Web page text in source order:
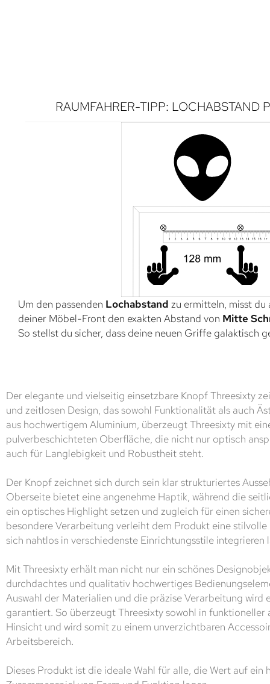
RAUMFAHRER-TIPP: LOCHABSTAND
Um den passenden Lochabstand zu ermitteln, misst du
deiner Möbel-Front den exakten Abstand von Mitte
So stellst du sicher, dass deine neuen Griffe galaktisch
Der elegante und vielseitig einsetzbare Knopf Threesixty
und zeitlosen Design, das sowohl Funktionalität als auch
aus hochwertigem Aluminium, überzeugt Threesixty mit
pulverbeschichteten Oberfläche, die nicht nur optisch
auch für Langlebigkeit und Robustheit steht.
Der Knopf zeichnet sich durch sein klar strukturiertes
Oberseite bietet eine angenehme Haptik, während die
ein optisches Highlight setzen und zugleich für einen
besondere Verarbeitung verleiht dem Produkt eine
sich nahtlos in verschiedenste Einrichtungsstile integrieren
Mit Threesixty erhält man nicht nur ein schönes
durchdachtes und qualitativ hochwertiges
Auswahl der Materialien und die präzise Verarbeitung wird
garantiert. So überzeugt Threesixty sowohl in funktioneller
Hinsicht und wird somit zu einem unverzichtbaren
Arbeitsbereich.
Dieses Produkt ist die ideale Wahl für alle, die Wert auf ein